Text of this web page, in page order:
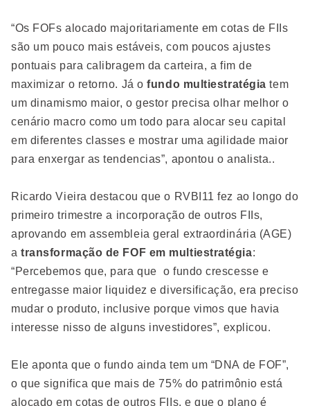
“Os FOFs alocado majoritariamente em cotas de FIIs
são um pouco mais estáveis, com poucos ajustes
pontuais para calibragem da carteira, a fim de
maximizar o retorno. Já ofundo multiestratégiatem
um dinamismo maior, o gestor precisa olhar melhor o
cenário macro como um todo para alocar seu capital
em diferentes classes e mostrar uma agilidade maior
para enxergar as tendencias”, apontou o analista..
Ricardo Vieira destacou que o RVBI11 fez ao longo do
primeiro trimestre a incorporação de outros FIIs,
aprovando em assembleia geral extraordinária (AGE)
atransformação de FOF em multiestratégia:
“Percebemos que, para que o fundo crescesse e
entregasse maior liquidez e diversificação, era preciso
mudar o produto, inclusive porque vimos que havia
interesse nisso de alguns investidores”, explicou.
Ele aponta que o fundo ainda tem um “DNA de FOF”,
o que significa que mais de 75% do patrimônio está
alocado em cotas de outros FIIs, e que o plano é